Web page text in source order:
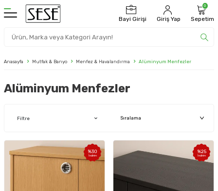
Bayi Girişi Giriş Yap
0
Sepetim
Anasayfa Mutfak & Banyo Menfez & Havalandırma Alüminyum Menfezler
Alüminyum Menfezler
Filtre
%30
İndirim
%25
İndirim